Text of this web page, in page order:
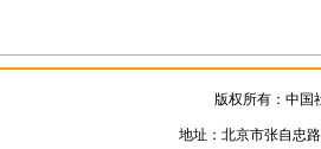
版权所有：中国
地址：北京市张自忠